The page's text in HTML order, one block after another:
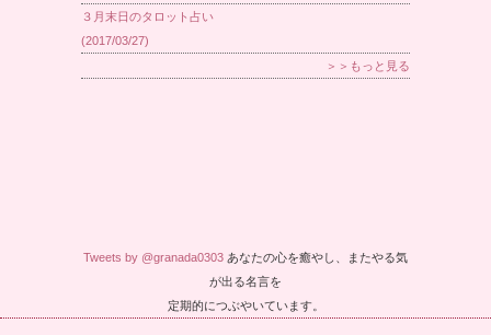
３月末日のタロット占い
(2017/03/27)
＞＞もっと見る
Tweets by @granada0303 あなたの心を癒やし、またやる気
が出る名言を
定期的につぶやいています。